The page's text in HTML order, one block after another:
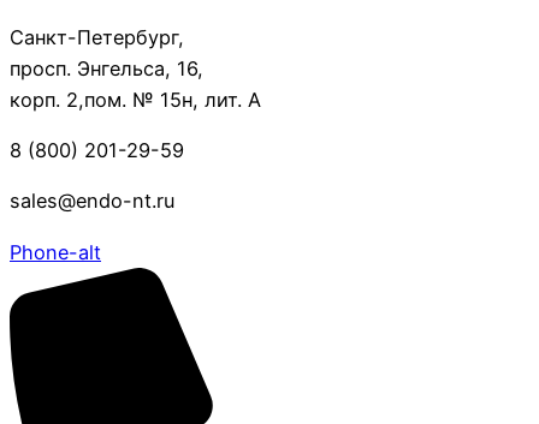
Санкт-Петербург,
просп. Энгельса, 16,
корп. 2,пом. № 15н, лит. А
8 (800) 201-29-59
sales@endo-nt.ru
Phone-alt